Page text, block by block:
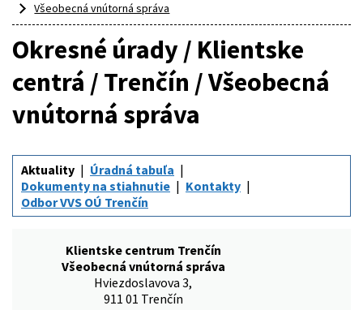
Všeobecná vnútorná správa
Okresné úrady / Klientske
centrá / Trenčín / Všeobecná
vnútorná správa
Aktuality
Úradná tabuľa
Dokumenty na stiahnutie
Kontakty
Odbor VVS OÚ Trenčín
Klientske centrum Trenčín
Všeobecná vnútorná správa
Hviezdoslavova 3,
911 01 Trenčín